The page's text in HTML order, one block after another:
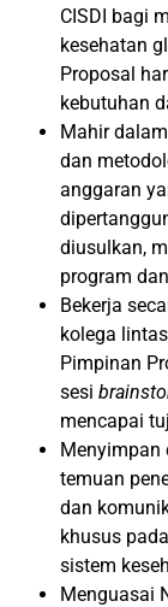
CISDI bagi
kesehatan
Proposal
kebutuhan
Mahir
dan
anggaran
diusulkan,
program
Bekerja
kolega
Pimpinan
sesi
mencapai
Menyimpan
temuan
dan
khusus
sistem
Menguasai